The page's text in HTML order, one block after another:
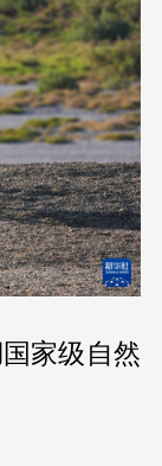
家级自然